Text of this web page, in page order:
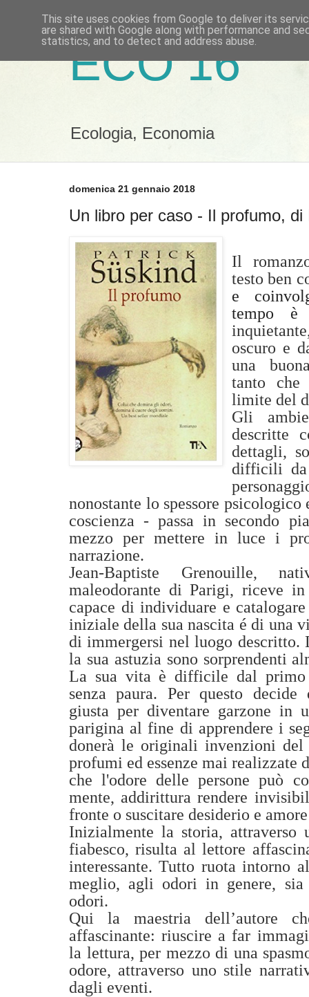
ECO 16
Ecologia, Economia
domenica 21 gennaio 2018
Un libro per caso - Il profumo,
Il
testo ben
e
tempo è
oscuro e
una
tanto che
limite del
Gli
descritte
dettagli,
difficili da
nonostante lo spessore
coscienza - passa in secondo
mezzo per mettere in luce i
narrazione.
Jean-Baptiste Grenouille,
maleodorante di Parigi, riceve
capace di individuare e
iniziale della sua nascita é di una
di immergersi nel luogo descritto.
la sua astuzia sono sorprendenti
La sua vita è difficile dal primo
senza paura. Per questo decide
giusta per diventare garzone in
parigina al fine di apprendere i
donerà le originali invenzioni
profumi ed essenze mai realizzate
che l'odore delle persone può
mente, addirittura rendere
fronte o suscitare desiderio e
Inizialmente la storia, attraverso
fiabesco, risulta al lettore
interessante. Tutto ruota intorno
meglio, agli odori in genere,
odori.
Qui la maestria dell’autore
affascinante: riuscire a far
la lettura, per mezzo di una
odore, attraverso uno stile
dagli eventi.
This site uses cookies from Google to deliver its
are shared with Google along with performance and
statistics, and to detect and address abuse.